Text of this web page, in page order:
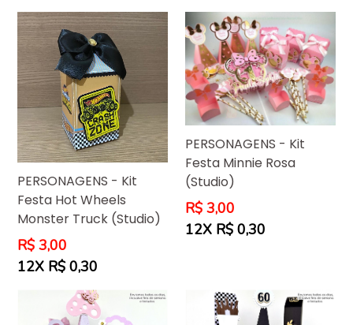
PERSONAGENS - Kit
Festa Hot Wheels
Monster Truck (Studio)
Preço
normal
R$ 3,00
12X R$ 0,30
PERSONAGENS - Kit
Festa Minnie Rosa
(Studio)
Preço
normal
R$ 3,00
12X R$ 0,30